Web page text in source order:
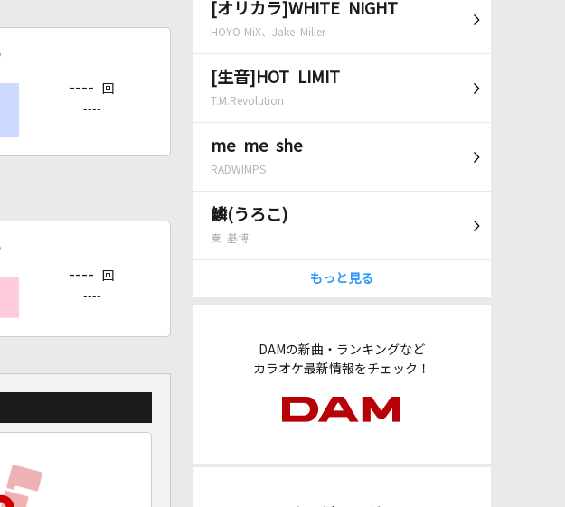
[オリカラ]WHITE NIGHT
HOYO-MiX、Jake Miller
[生音]HOT LIMIT
T.M.Revolution
me me she
RADWIMPS
鱗(うろこ)
秦 基博
もっと見る
DAMの新曲・ランキングなど
カラオケ最新情報をチェック！
---- 回
----
---- 回
----